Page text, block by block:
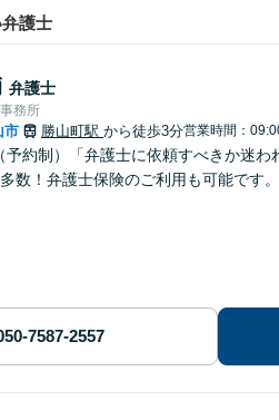
護士
弁護士
務所
市 勝山町駅 から徒歩3分営業時間：
予約制）「弁護士に依頼すべきか迷
数！弁護士保険のご利用も可能です